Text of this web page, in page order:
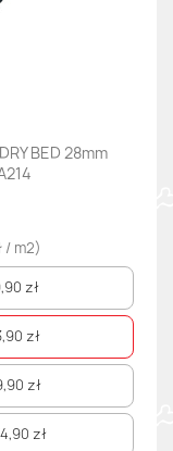
BED 28mm
/ m2)
zł
zł
zł
zł